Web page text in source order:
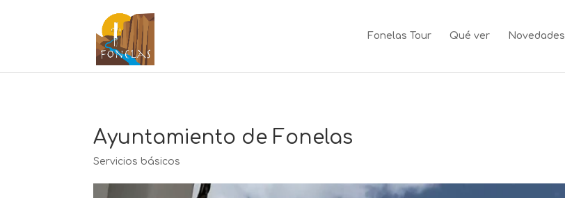
Fonelas Tour Qué ver Novedades
Ayuntamiento de Fonelas
Servicios básicos